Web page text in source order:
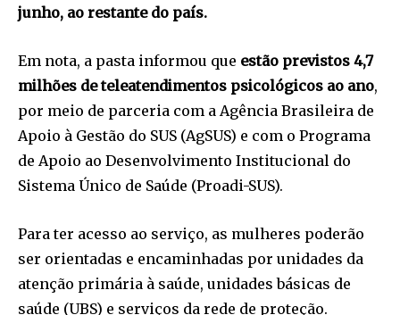
junho, ao restante do país.
Em nota, a pasta informou que estão previstos 4,7
milhões de teleatendimentos psicológicos ao ano,
por meio de parceria com a Agência Brasileira de
Apoio à Gestão do SUS (AgSUS) e com o Programa
de Apoio ao Desenvolvimento Institucional do
Sistema Único de Saúde (Proadi-SUS).
Para ter acesso ao serviço, as mulheres poderão
ser orientadas e encaminhadas por unidades da
atenção primária à saúde, unidades básicas de
saúde (UBS) e serviços da rede de proteção.